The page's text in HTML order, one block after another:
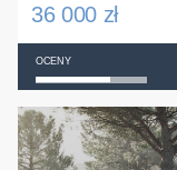
36 000 zł
OCENY